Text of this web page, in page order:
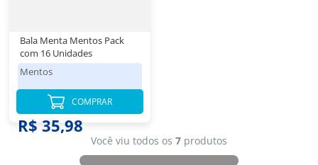
Bala Menta Mentos Pack
com 16 Unidades
Mentos
R$ 35,98
COMPRAR
Você viu todos os 7 produtos